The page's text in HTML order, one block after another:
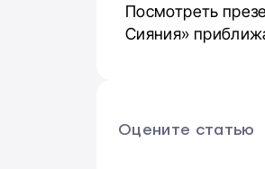
Посмотреть
Сияния»
Оцените статью